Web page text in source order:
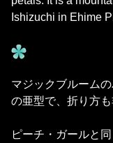
Ishizuchi in Ehime
マジックブルーム
の亜型で、折り方も
ピーチ・ガールと